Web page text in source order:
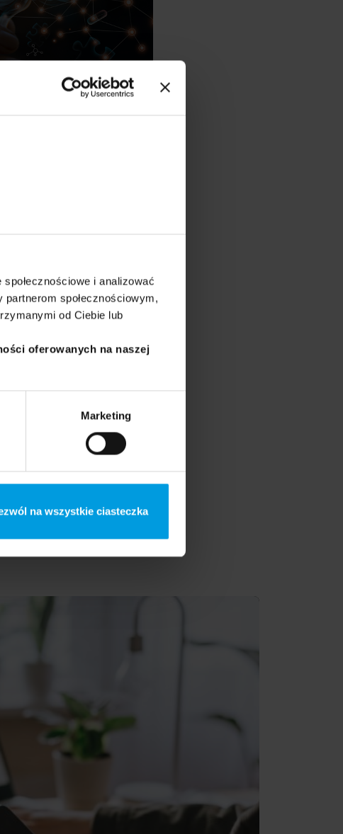
i analizować
społecznościowym,
od Ciebie lub
oferowanych na naszej
Marketing
na wszystkie ciasteczka
dydaktyczna UŁ,
pracującego nad
– wyzwalająca
wczesnoszkolnej, na jej
swoją działalność